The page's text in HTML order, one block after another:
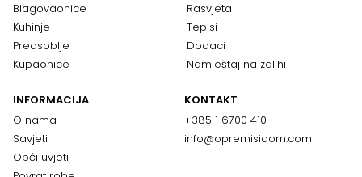
Blagovaonice
Kuhinje
Predsoblje
Kupaonice
Rasvjeta
Tepisi
Dodaci
Namještaj na zalihi
INFORMACIJA
O nama
Savjeti
Opći uvjeti
KONTAKT
+385 1 6700 410
info@opremisidom.com